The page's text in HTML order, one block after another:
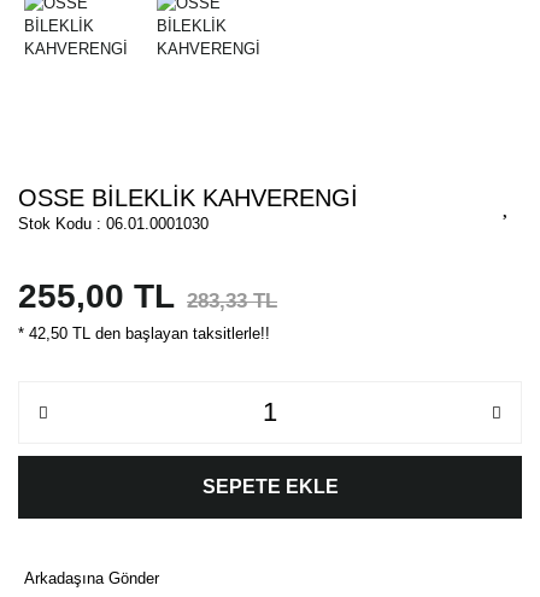
OSSE BİLEKLİK KAHVERENGİ
Stok Kodu : 06.01.0001030
255,00 TL 283,33 TL
* 42,50 TL den başlayan taksitlerle!!
SEPETE EKLE
Arkadaşına Gönder